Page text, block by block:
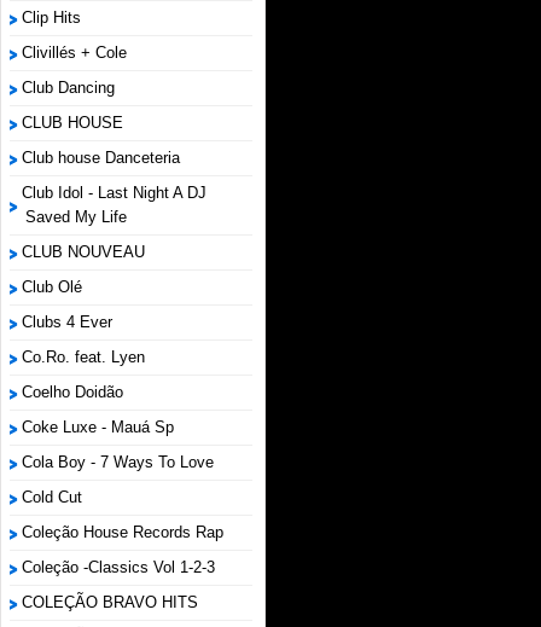
Clip Hits
Clivillés + Cole
Club Dancing
CLUB HOUSE
Club house Danceteria
Club Idol - Last Night A DJ
Saved My Life
CLUB NOUVEAU
Club Olé
Clubs 4 Ever
Co.Ro. feat. Lyen
Coelho Doidão
Coke Luxe - Mauá Sp
Cola Boy - 7 Ways To Love
Cold Cut
Coleção House Records Rap
Coleção -Classics Vol 1-2-3
COLEÇÃO BRAVO HITS